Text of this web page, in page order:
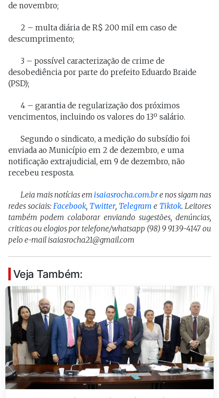
de novembro;
2 – multa diária de R$ 200 mil em caso de
descumprimento;
3 – possível caracterização de crime de
desobediência por parte do prefeito Eduardo Braide
(PSD);
4 – garantia de regularização dos próximos
vencimentos, incluindo os valores do 13º salário.
Segundo o sindicato, a medição do subsídio foi
enviada ao Município em 2 de dezembro, e uma
notificação extrajudicial, em 9 de dezembro, não
recebeu resposta.
Leia mais notícias em isaiasrocha.com.bre nos sigam nas
redes sociais: Facebook, Twitter, Telegram e Tiktok. Leitores
também podem colaborar enviando sugestões, denúncias,
criticas ou elogios por telefone/whatsapp (98) 9 9139-4147 ou
pelo e-mail isaiasrocha21@gmail.com
Veja Também: